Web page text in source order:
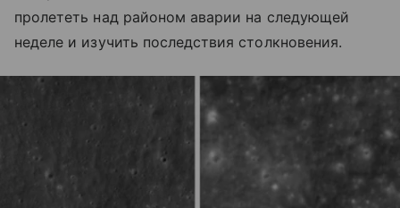
пролететь над районом аварии на следующей
неделе и изучить последствия столкновения.